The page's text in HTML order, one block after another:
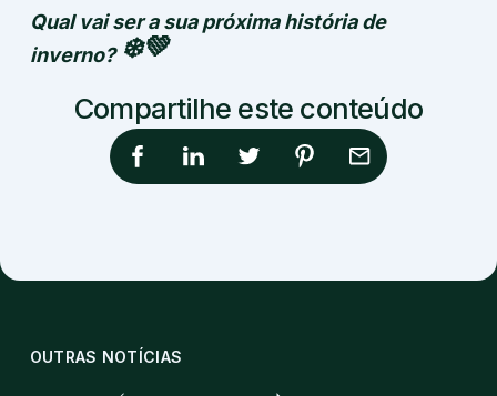
Qual vai ser a sua próxima história de
inverno?❄️💚
Compartilhe este conteúdo
OUTRAS NOTÍCIAS